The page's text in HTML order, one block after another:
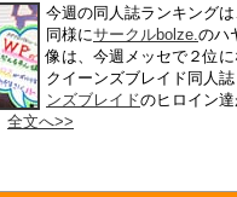
今週の同人誌ランキング
同様にサークルbolze.のハ
像は、今週メッセで２位
クイーンズブレイド同人
ンズブレイドのヒロイン
全文へ>>